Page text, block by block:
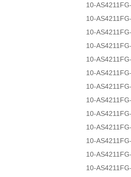
10-
10-
10-
10-
10-
10-
10-
10-
10-
10-
10-
10-
10-